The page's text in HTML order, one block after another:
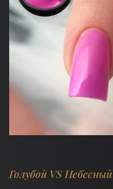
Голубой VS Небесный